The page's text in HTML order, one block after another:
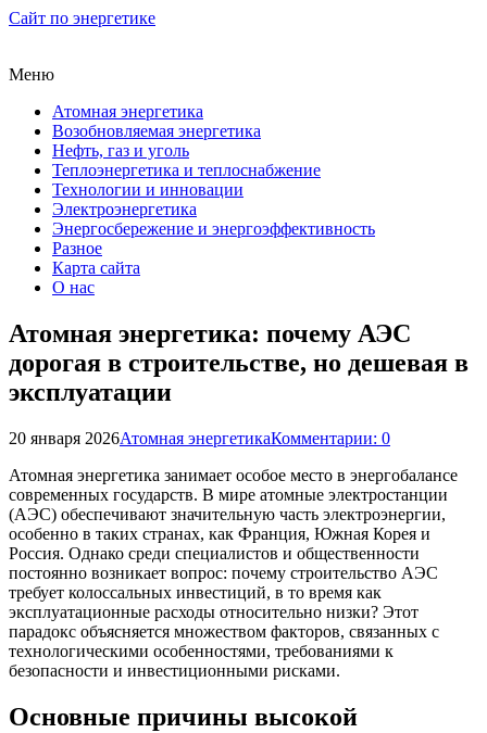
Сайт по энергетике
Меню
Атомная энергетика
Возобновляемая энергетика
Нефть, газ и уголь
Теплоэнергетика и теплоснабжение
Технологии и инновации
Электроэнергетика
Энергосбережение и энергоэффективность
Разное
Карта сайта
О нас
Атомная энергетика: почему АЭС
дорогая в строительстве, но дешевая в
эксплуатации
20 января 2026Атомная энергетикаКомментарии: 0
Атомная энергетика занимает особое место в энергобалансе
современных государств. В мире атомные электростанции
(АЭС) обеспечивают значительную часть электроэнергии,
особенно в таких странах, как Франция, Южная Корея и
Россия. Однако среди специалистов и общественности
постоянно возникает вопрос: почему строительство АЭС
требует колоссальных инвестиций, в то время как
эксплуатационные расходы относительно низки? Этот
парадокс объясняется множеством факторов, связанных с
технологическими особенностями, требованиями к
безопасности и инвестиционными рисками.
Основные причины высокой